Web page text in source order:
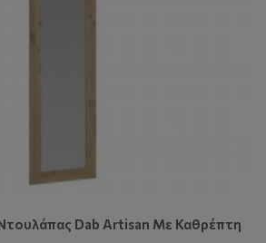
Dab Artisan Με Καθρέπτη